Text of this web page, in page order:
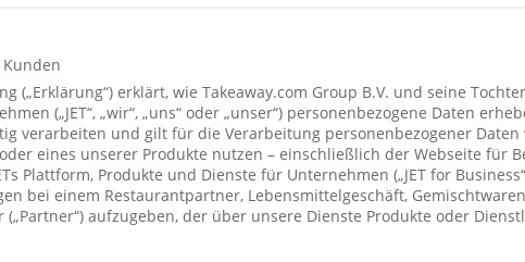
(„Erklärung“) erklärt, wie Takeaway.com Group B.V. und seine
(„JET“, „wir“, „uns“ oder „unser“) personenbezogene Daten
verarbeiten und gilt für die Verarbeitung personenbezogener Daten
eines unserer Produkte nutzen – einschließlich der Webseite für
Plattform, Produkte und Dienste für Unternehmen („JET for
bei einem Restaurantpartner, Lebensmittelgeschäft,
aufzugeben, der über unsere Dienste Produkte oder